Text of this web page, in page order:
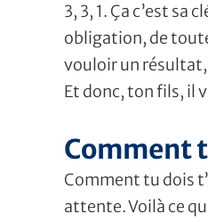
3, 3, 1. Ça c’est
obligation, de
vouloir un
Et donc, ton fils, il
Comment
Comment tu dois
attente. Voilà ce